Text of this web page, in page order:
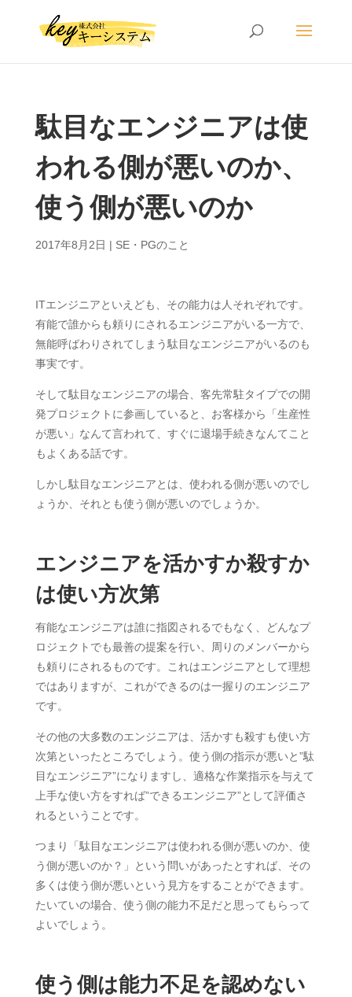
駄目なエンジニアは使
われる側が悪いのか、
使う側が悪いのか
2017年8月2日 | SE・PGのこと
ITエンジニアといえども、その能力は人それぞれです。
有能で誰からも頼りにされるエンジニアがいる一方で、
無能呼ばわりされてしまう駄目なエンジニアがいるのも
事実です。
そして駄目なエンジニアの場合、客先常駐タイプでの開
発プロジェクトに参画していると、お客様から「生産性
が悪い」なんて言われて、すぐに退場手続きなんてこと
もよくある話です。
しかし駄目なエンジニアとは、使われる側が悪いのでし
ょうか、それとも使う側が悪いのでしょうか。
エンジニアを活かすか殺すか
は使い方次第
有能なエンジニアは誰に指図されるでもなく、どんなプ
ロジェクトでも最善の提案を行い、周りのメンバーから
も頼りにされるものです。これはエンジニアとして理想
ではありますが、これができるのは一握りのエンジニア
です。
その他の大多数のエンジニアは、活かすも殺すも使い方
次第といったところでしょう。使う側の指示が悪いと”駄
目なエンジニア”になりますし、適格な作業指示を与えて
上手な使い方をすれば”できるエンジニア”として評価さ
れるということです。
つまり「駄目なエンジニアは使われる側が悪いのか、使
う側が悪いのか？」という問いがあったとすれば、その
多くは使う側が悪いという見方をすることができます。
たいていの場合、使う側の能力不足だと思ってもらって
よいでしょう。
使う側は能力不足を認めない